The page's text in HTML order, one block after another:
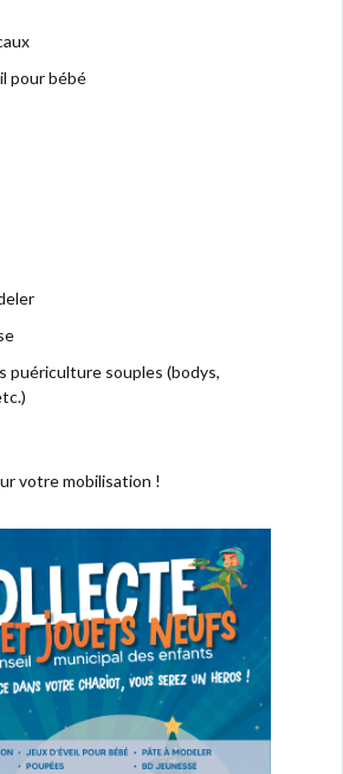
pour bébé
puériculture souples (bodys,
votre mobilisation !